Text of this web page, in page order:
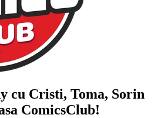
cu Cristi, Toma, Sorin
ComicsClub!